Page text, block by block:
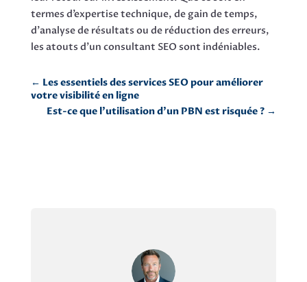
termes d’expertise technique, de gain de temps,
d’analyse de résultats ou de réduction des erreurs,
les atouts d’un consultant SEO sont indéniables.
← Les essentiels des services SEO pour améliorer
votre visibilité en ligne
Est-ce que l’utilisation d’un PBN est risquée ? →